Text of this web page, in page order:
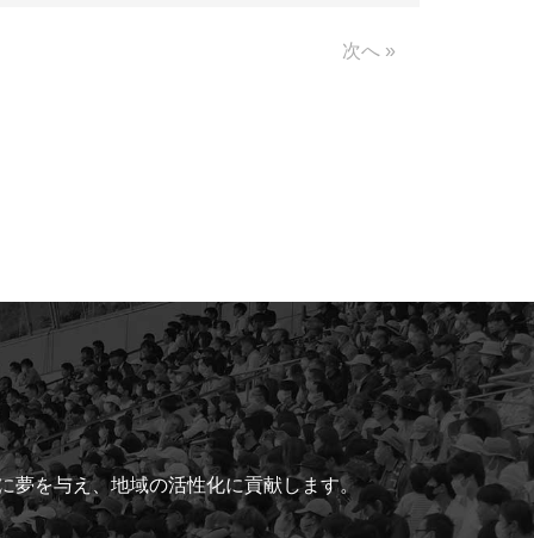
次へ »
夢を与え、地域の活性化に貢献します。